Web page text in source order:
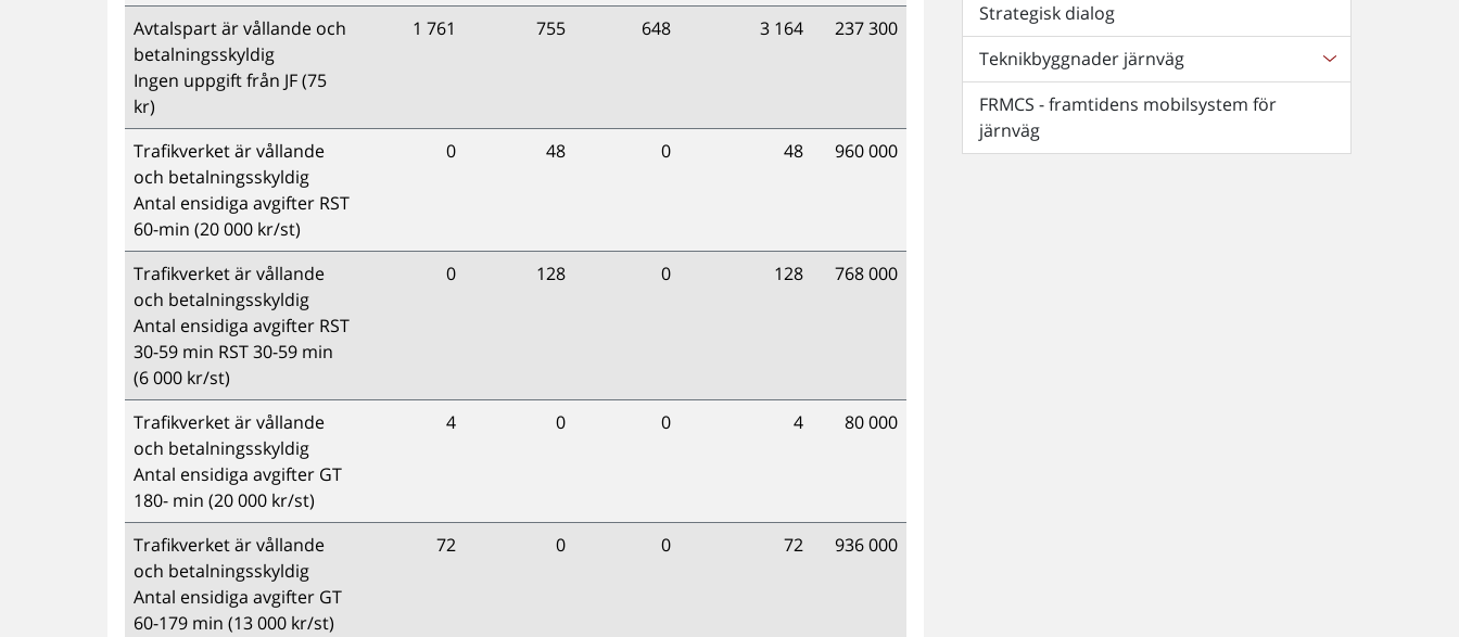
Avtalspart är vållande och
betalningsskyldig
Ingen uppgift från JF (75
kr)
1 761 755 648 3 164 237 300
Trafikverket är vållande
och betalningsskyldig
Antal ensidiga avgifter RST
60-min (20 000 kr/st)
0 48 0 48 960 000
Trafikverket är vållande
och betalningsskyldig
Antal ensidiga avgifter RST
30-59 min RST 30-59 min
(6 000 kr/st)
0 128 0 128 768 000
Trafikverket är vållande
och betalningsskyldig
Antal ensidiga avgifter GT
180- min (20 000 kr/st)
4 0 0 4 80 000
Trafikverket är vållande
och betalningsskyldig
Antal ensidiga avgifter GT
60-179 min (13 000 kr/st)
72 0 0 72 936 000
Strategisk dialog
Teknikbyggnader järnväg
FRMCS - framtidens mobilsystem för
järnväg